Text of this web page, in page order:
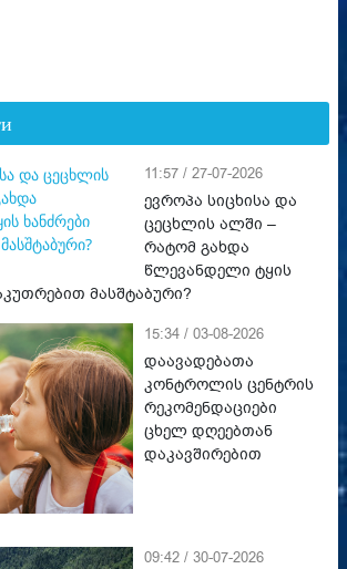
11:57 / 27-07-2026
ევროპა სიცხისა და
ცეცხლის ალში –
რატომ გახდა
წლევანდელი ტყის
მასშტაბური?
15:34 / 03-08-2026
დაავადებათა
კონტროლის ცენტრის
რეკომენდაციები
ცხელ დღეებთან
დაკავშირებით
09:42 / 30-07-2026